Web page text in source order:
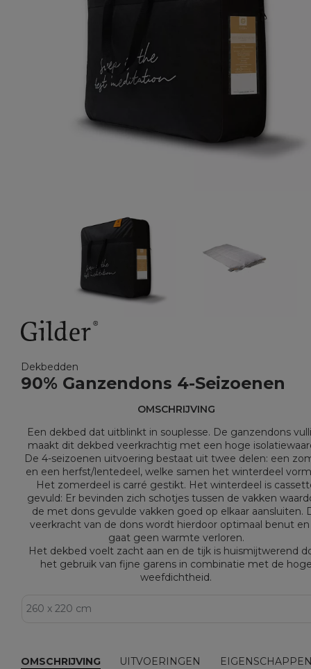
Dekbedden
90% Ganzendons 4-Seizoenen
OMSCHRIJVING
Een dekbed dat uitblinkt in souplesse. De ganzendons
maakt dit dekbed veerkrachtig met een hoge
De 4-seizoenen uitvoering bestaat uit twee delen: een
en een herfst/lentedeel, welke samen het winterdeel
Het zomerdeel is carré gestikt. Het winterdeel is
gevuld: Er bevinden zich schotjes tussen de vakken
de met dons gevulde vakken goed op elkaar aansluiten.
veerkracht van de dons wordt hierdoor optimaal benut
gaat geen warmte verloren.
Het dekbed voelt zacht aan en de tijk is huismijtwerend
het gebruik van fijne garens in combinatie met de
weefdichtheid.
OMSCHRIJVING UITVOERINGEN